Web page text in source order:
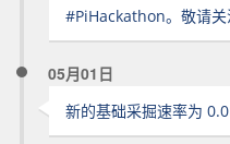
#PiHackathon。敬请关
05月01日
新的基础采掘速率为